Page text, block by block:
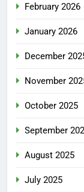
February 2026
January 2026
December
November
October 2025
September
August 2025
July 2025